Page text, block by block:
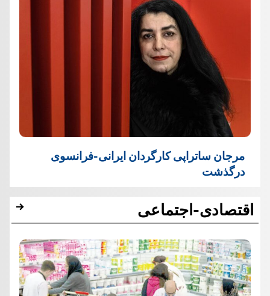
مرجان ساتراپی کارگردان ایرانی-فرانسوی
درگذشت
اقتصادی-اجتماعی